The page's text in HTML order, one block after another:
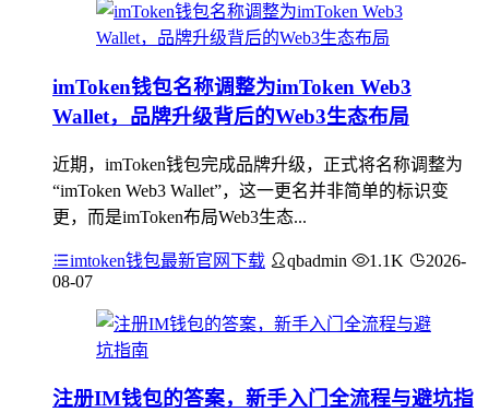
imToken钱包名称调整为imToken Web3
Wallet，品牌升级背后的Web3生态布局
近期，imToken钱包完成品牌升级，正式将名称调整为
“imToken Web3 Wallet”，这一更名并非简单的标识变
更，而是imToken布局Web3生态...
imtoken钱包最新官网下载 qbadmin 1.1K
2026-
08-07
注册IM钱包的答案，新手入门全流程与避坑指